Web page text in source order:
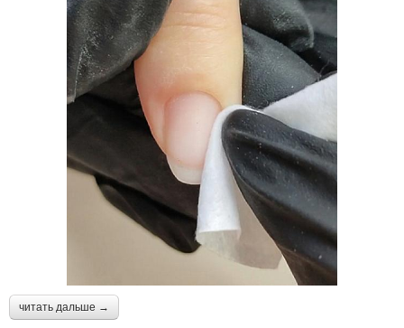
читать дальше →